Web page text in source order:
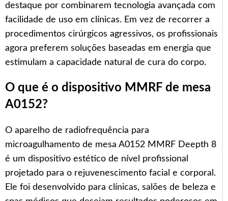
destaque por combinarem tecnologia avançada com
facilidade de uso em clínicas. Em vez de recorrer a
procedimentos cirúrgicos agressivos, os profissionais
agora preferem soluções baseadas em energia que
estimulam a capacidade natural de cura do corpo.
O que é o dispositivo MMRF de mesa
A0152?
O aparelho de radiofrequência para
microagulhamento de mesa A0152 MMRF Deepth 8
é um dispositivo estético de nível profissional
projetado para o rejuvenescimento facial e corporal.
Ele foi desenvolvido para clínicas, salões de beleza e